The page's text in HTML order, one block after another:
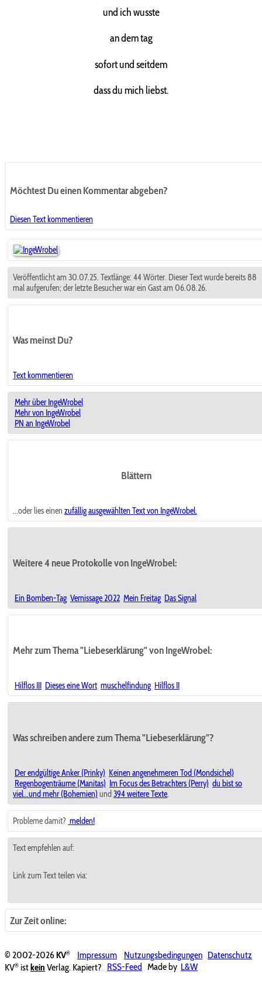
und ich wusste
an dem tag
sofort und seitdem
dass du mich liebst.
Möchtest Du einen Kommentar abgeben?
Diesen Text kommentieren
Veröffentlicht am 30.07.25. Textlänge: 44 Wörter. Dieser Text wurde bereits 88
mal aufgerufen; der letzte Besucher war ein Gast am 06.08.26.
Was meinst Du?
Text kommentieren
Mehr über IngeWrobel
Mehr von IngeWrobel
PN an IngeWrobel
Blättern
...oder lies einen zufällig ausgewählten Text von IngeWrobel.
Weitere 4 neue Protokolle von IngeWrobel:
Ein Bomben-Tag Vernissage 2022 Mein Freitag Das Signal
Mehr zum Thema "Liebeserklärung" von IngeWrobel:
Hilflos III Dieses eine Wort muschelfindung Hilflos II
Was schreiben andere zum Thema "Liebeserklärung"?
Der endgültige Anker (Prinky) Keinen angenehmeren Tod (Mondsichel)
Regenbogenträume (Manitas) Im Focus des Betrachters (Perry) du bist so
viel...und mehr (Bohemien) und 394 weitere Texte.
Probleme damit? melden!
Text empfehlen auf:
Link zum Text teilen via:
Zur Zeit online:
© 2002-2026KV® Impressum Nutzungsbedingungen Datenschutz
KV® istkein Verlag. Kapiert? RSS-Feed Made by L&W